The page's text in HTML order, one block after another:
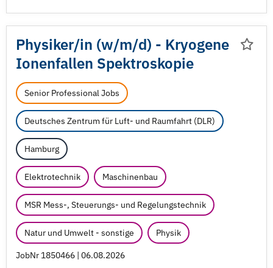
Physiker/in (w/m/d) - Kryogene
Ionenfallen Spektroskopie
Senior Professional Jobs
Deutsches Zentrum für Luft- und Raumfahrt (DLR)
Hamburg
Elektrotechnik Maschinenbau
MSR Mess-, Steuerungs- und Regelungstechnik
Natur und Umwelt - sonstige Physik
JobNr 1850466 | 06.08.2026